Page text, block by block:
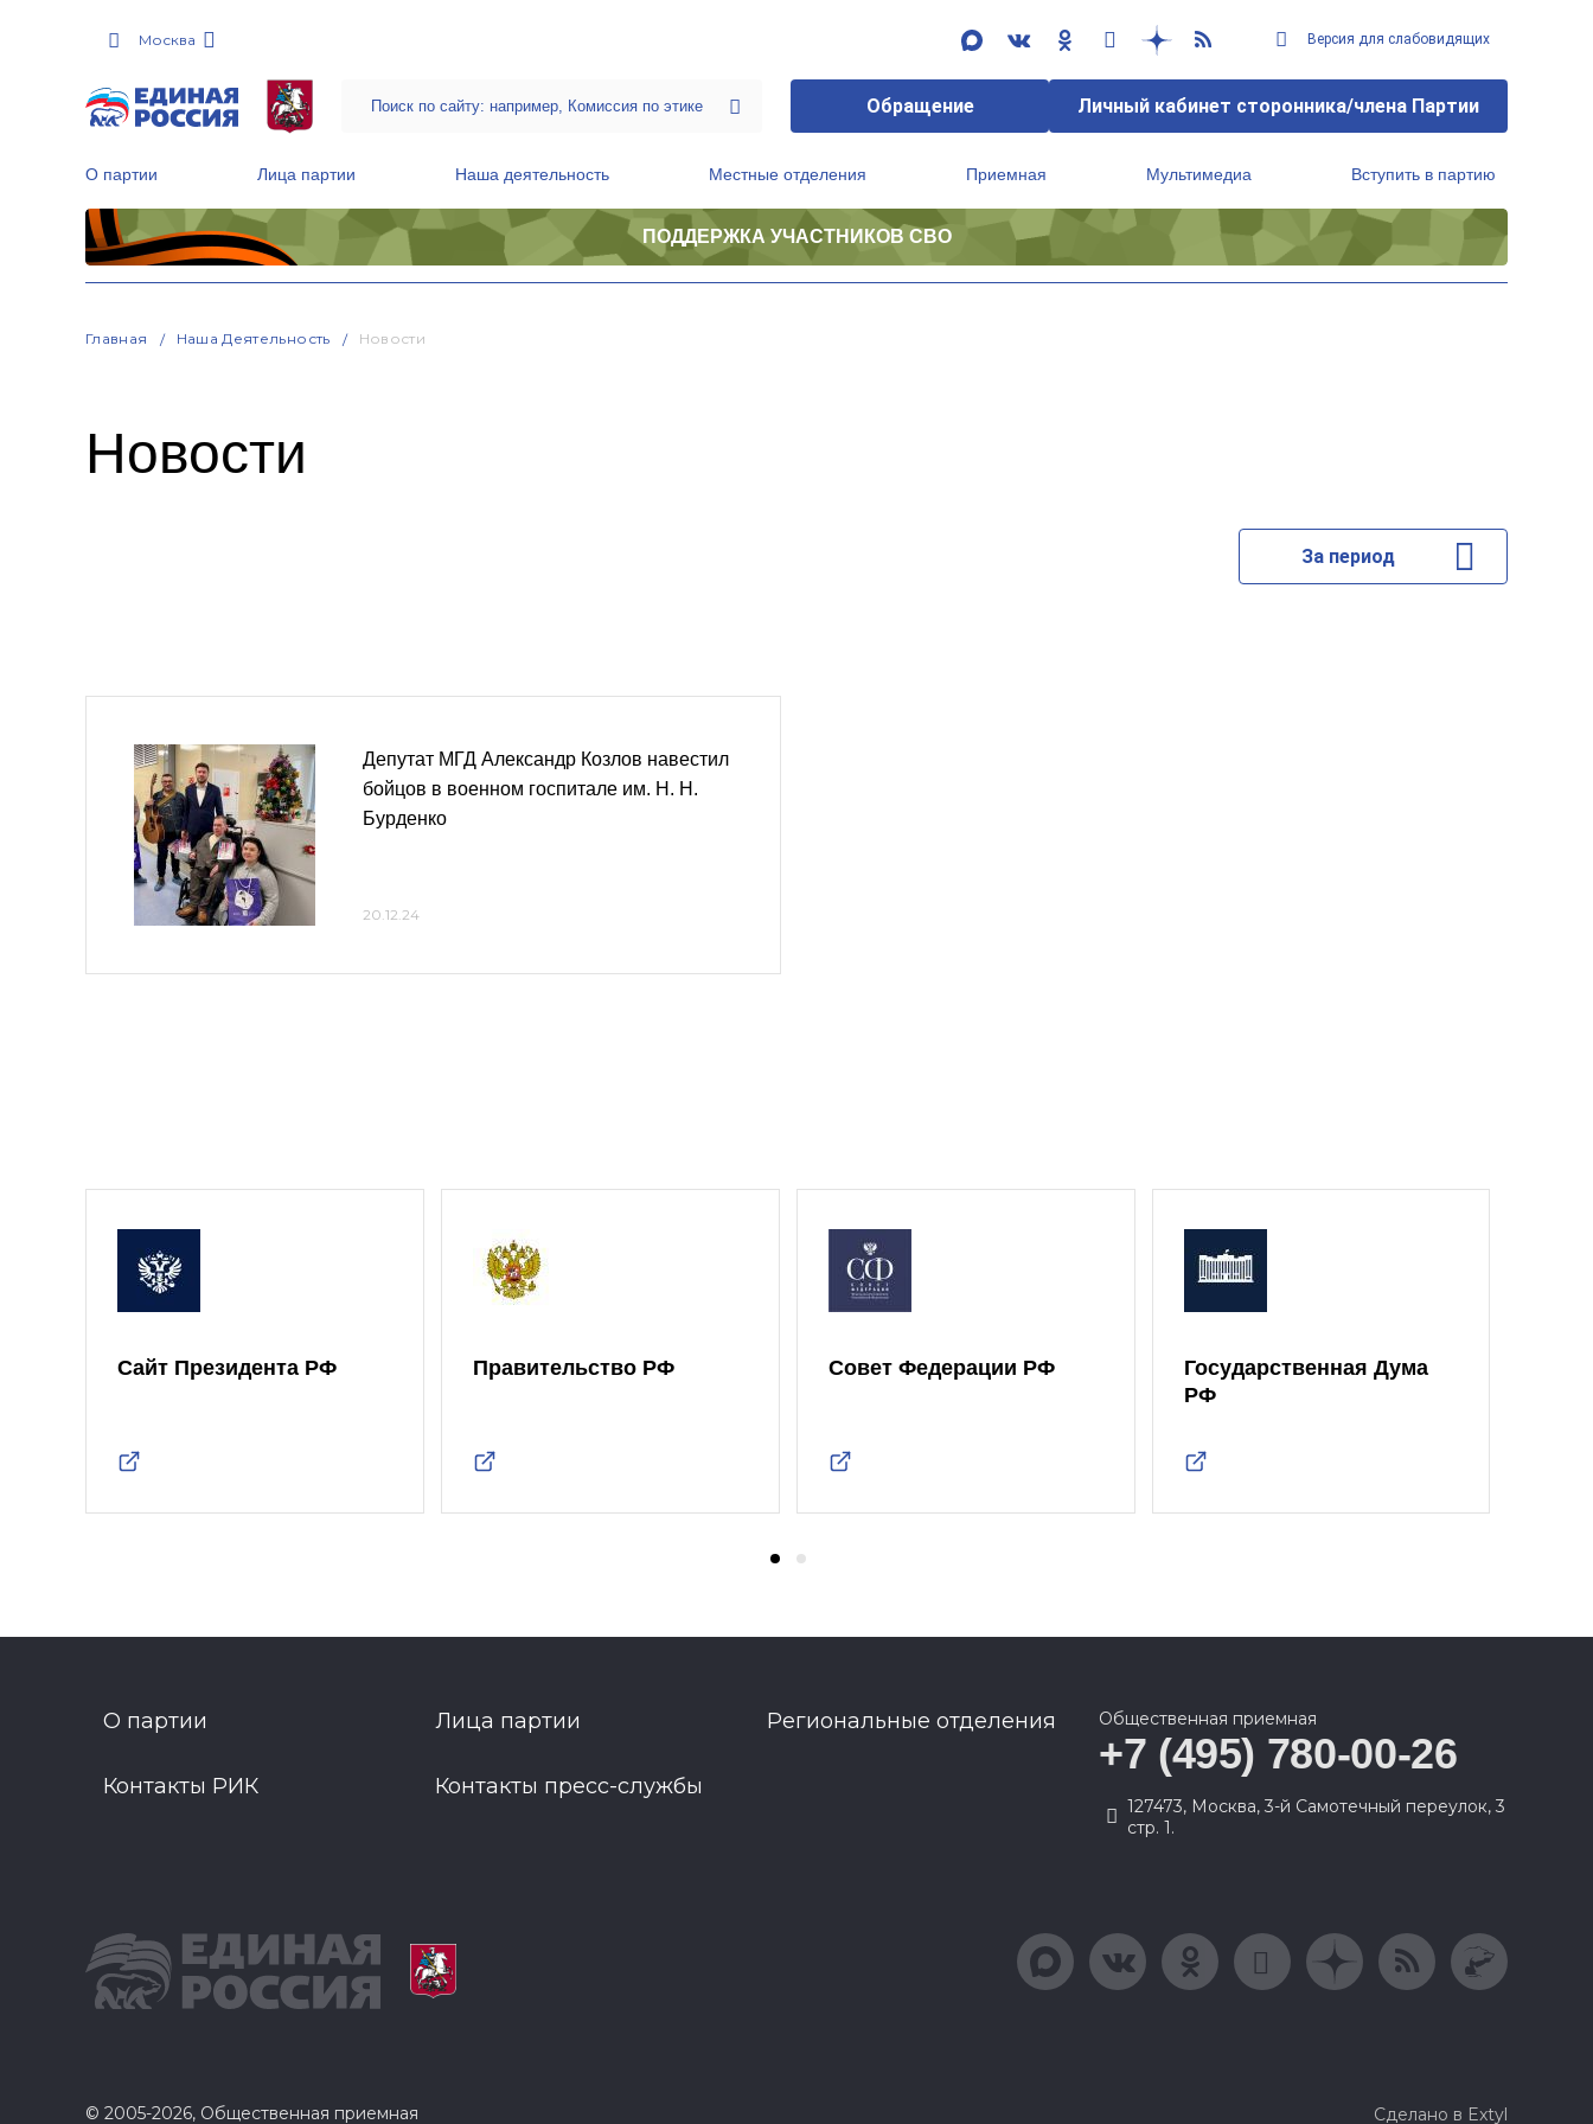
Москва Версия для слабовидящих
Обращение Личный кабинет сторонника/члена Партии
О партии Лица партии Наша деятельность Местные отделения Приемная Мультимедиа Вступить в партию
ПОДДЕРЖКА УЧАСТНИКОВ СВО
Главная Наша Деятельность Новости
Новости
За период
Депутат МГД Александр Козлов навестил
бойцов в военном госпитале им. Н. Н.
Бурденко
20.12.24
Сайт Президента РФ Правительство РФ Совет Федерации РФ
Государственная Дума
РФ
О партии Лица партии Региональные отделения
Контакты РИК Контакты пресс-службы
Общественная приемная
+7 (495) 780-00-26
127473, Москва, 3-й Самотечный переулок, 3
стр. 1.
© 2005-2026, Общественная приемная Сделано в Extyl